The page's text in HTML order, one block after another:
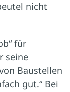
nicht
für
seine
Baustellen
gut.“ Bei